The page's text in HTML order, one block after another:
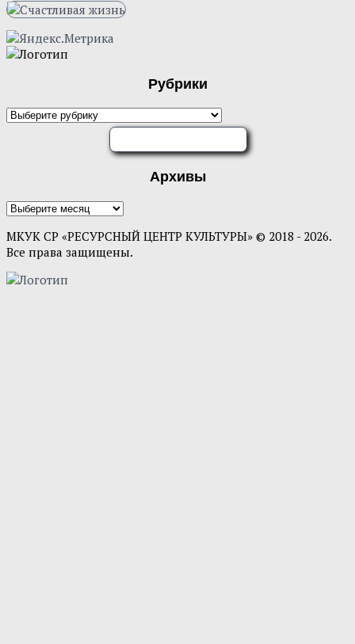
Рубрики
Архивы
МКУК СР «РЕСУРСНЫЙ ЦЕНТР КУЛЬТУРЫ» © 2018 - 2026.
Все права защищены.